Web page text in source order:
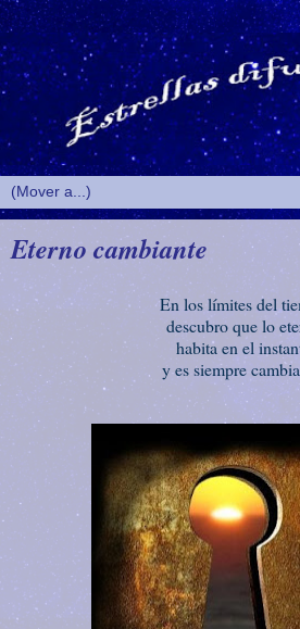
Eterno cambiante
En los límites del
descubro que lo
habita en el
y es siempre